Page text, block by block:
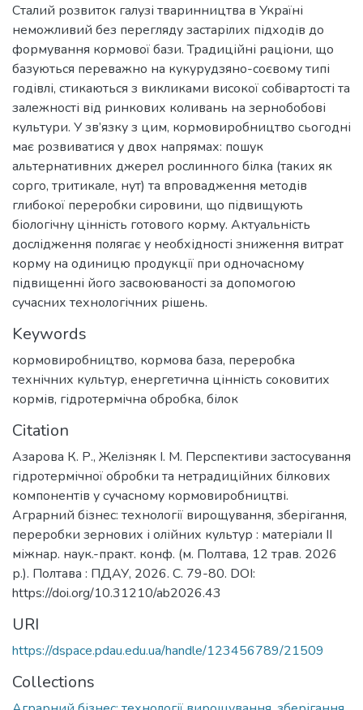
Сталий розвиток галузі тваринництва в Україні
неможливий без перегляду застарілих підходів до
формування кормової бази. Традиційні раціони, що
базуються переважно на кукурудзяно-соєвому типі
годівлі, стикаються з викликами високої собівартості та
залежності від ринкових коливань на зернобобові
культури. У зв’язку з цим, кормовиробництво сьогодні
має розвиватися у двох напрямах: пошук
альтернативних джерел рослинного білка (таких як
сорго, тритикале, нут) та впровадження методів
глибокої переробки сировини, що підвищують
біологічну цінність готового корму. Актуальність
дослідження полягає у необхідності зниження витрат
корму на одиницю продукції при одночасному
підвищенні його засвоюваності за допомогою
сучасних технологічних рішень.
Keywords
кормовиробництво, кормова база, переробка
технічних культур, енергетична цінність соковитих
кормів, гідротермічна обробка, білок
Citation
Азарова К. Р., Желізняк І. М. Перспективи застосування
гідротермічної обробки та нетрадиційних білкових
компонентів у сучасному кормовиробництві.
Аграрний бізнес: технології вирощування, зберігання,
переробки зернових і олійних культур : матеріали ІІ
міжнар. наук.-практ. конф. (м. Полтава, 12 трав. 2026
р.). Полтава : ПДАУ, 2026. С. 79-80. DOI:
https://doi.org/10.31210/ab2026.43
URI
https://dspace.pdau.edu.ua/handle/123456789/21509
Collections